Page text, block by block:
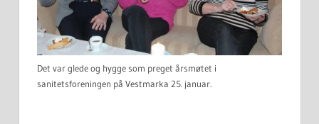
Det var glede og hygge som preget årsmøtet i
sanitetsforeningen på Vestmarka 25. januar.